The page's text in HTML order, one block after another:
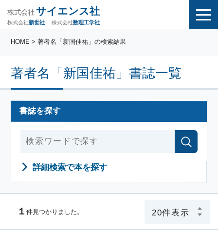
株式会社 サイエンス社
株式会社新世社 株式会社数理工学社
著者名「新国佳祐」書誌一覧
HOME > 著者名「新国佳祐」の検索結果
書誌を探す
詳細検索で本を探す
１ 件見つかりました。